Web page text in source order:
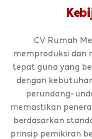
CV Rumah
memproduksi dan
tepat guna yang
dengan
perundang-
memastikan
berdasarkan
prinsip pemikiran